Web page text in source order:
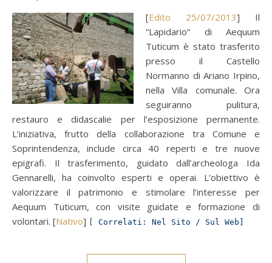
[ Edito 25/07/2013] Il
“Lapidario” di Aequum
Tuticum è stato trasferito
presso il Castello
Normanno di Ariano Irpino,
nella Villa comunale. Ora
seguiranno pulitura,
restauro e didascalie per l’esposizione permanente.
L’iniziativa, frutto della collaborazione tra Comune e
Soprintendenza, include circa 40 reperti e tre nuove
epigrafi. Il trasferimento, guidato dall’archeologa Ida
Gennarelli, ha coinvolto esperti e operai. L’obiettivo è
valorizzare il patrimonio e stimolare l’interesse per
Aequum Tuticum, con visite guidate e formazione di
volontari. [Nativo] Correlati: Nel Sito / Sul Web]